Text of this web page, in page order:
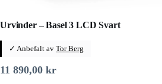
Urvinder – Basel 3 LCD Svart
✓ Anbefalt av Tor Berg
11 890,00 kr